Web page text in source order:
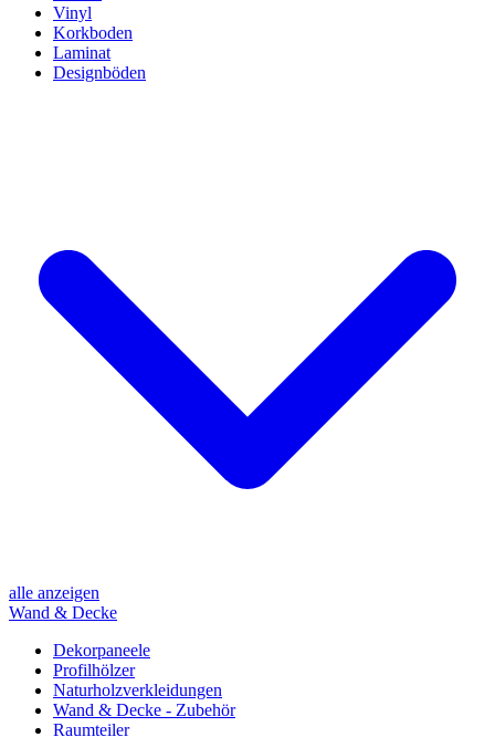
Vinyl
Korkboden
Laminat
Designböden
alle anzeigen
Wand & Decke
Dekorpaneele
Profilhölzer
Naturholzverkleidungen
Wand & Decke - Zubehör
Raumteiler